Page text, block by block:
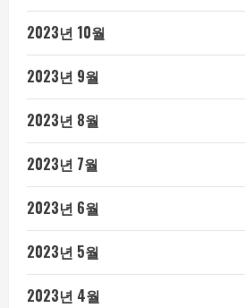
2023년 10월
2023년 9월
2023년 8월
2023년 7월
2023년 6월
2023년 5월
2023년 4월